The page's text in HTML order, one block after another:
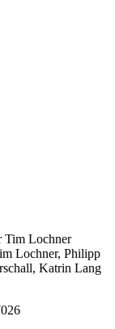
Tim Lochner
Lochner, Philipp
Katrin Lang